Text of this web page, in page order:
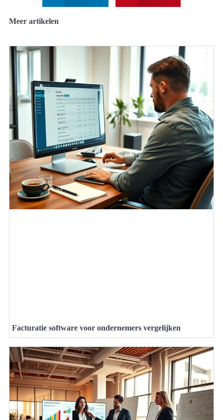
Meer artikelen
Facturatie software voor ondernemers vergelijken